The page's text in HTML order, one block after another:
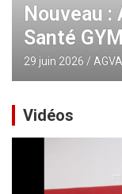
Nouveau :
Santé
29 juin 2026
Vidéos